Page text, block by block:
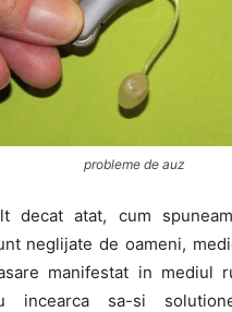
probleme de auz
decat atat, cum
neglijate de oameni,
manifestat in mediul
incearca sa-si